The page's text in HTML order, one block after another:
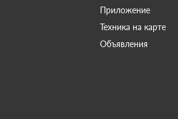
Приложение
Техника на карте
Объявления